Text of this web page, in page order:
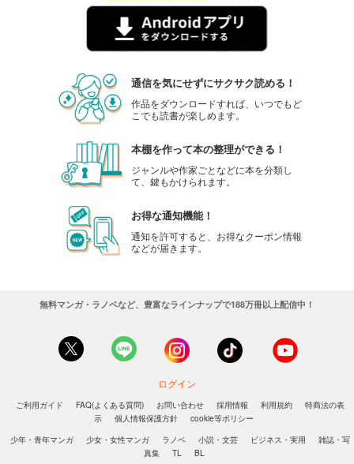
通信を気にせずにサクサク読める！
作品をダウンロードすれば、いつでもど
こでも読書が楽しめます。
本棚を作って本の整理ができる！
ジャンルや作家ごとなどに本を分類し
て、鍵もかけられます。
お得な通知機能！
通知を許可すると、お得なクーポン情報
などが届きます。
無料マンガ・ラノベなど、豊富なラインナップで188万冊以上配信中！
ログイン
ご利用ガイド FAQ(よくある質問) お問い合わせ 採用情報 利用規約
特商法の表
示
個人情報保護方針
cookie等ポリシー
少年・青年マンガ
少女・女性マンガ ラノベ 小説・文芸 ビジネス・実用
雑誌・写
真集
TL BL